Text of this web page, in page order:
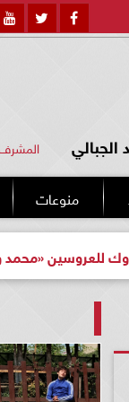
منوعات
«محمد وإسراء»